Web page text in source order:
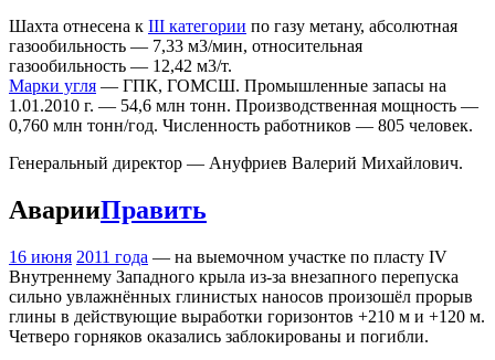
Шахта отнесена к III категории по газу метану, абсолютная
газообильность — 7,33 м3/мин, относительная
газообильность — 12,42 м3/т.
Марки угля — ГПК, ГОМСШ. Промышленные запасы на
1.01.2010 г. — 54,6 млн тонн. Производственная мощность —
0,760 млн тонн/год. Численность работников — 805 человек.
Генеральный директор — Ануфриев Валерий Михайлович.
АварииПравить
16 июня 2011 года — на выемочном участке по пласту IV
Внутреннему Западного крыла из-за внезапного перепуска
сильно увлажнённых глинистых наносов произошёл прорыв
глины в действующие выработки горизонтов +210 м и +120 м.
Четверо горняков оказались заблокированы и погибли.